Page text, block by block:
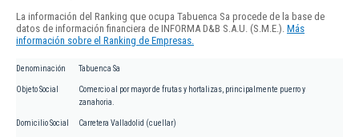
La información del Ranking que ocupa Tabuenca Sa procede de la base de
datos de información financiera de INFORMA D&B S.A.U. (S.M.E.). Más
información sobre el Ranking de Empresas.
Denominación Tabuenca Sa
Objeto Social
Comercio al por mayor de frutas y hortalizas, principalmente puerro y
zanahoria.
Domicilio Social Carretera Valladolid (cuellar)